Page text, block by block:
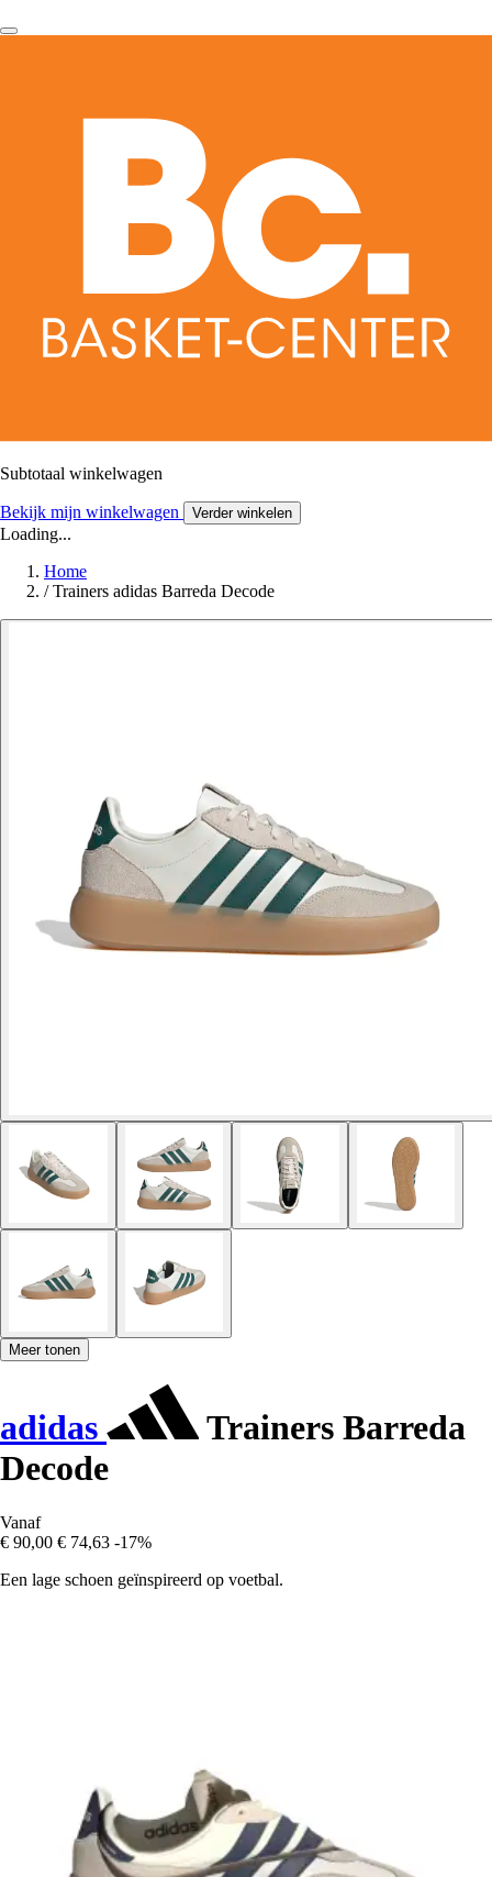
Subtotaal winkelwagen
Bekijk mijn winkelwagen Verder winkelen
Loading...
Home
/ Trainers adidas Barreda Decode
Meer tonen
adidas
Trainers Barreda
Decode
Vanaf
€ 90,00 € 74,63 -17%
Een lage schoen geïnspireerd op voetbal.